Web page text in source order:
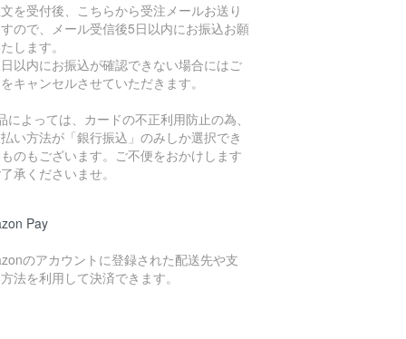
を受付後、こちらから受注メールお送り
すので、メール受信後5日以内にお振込お願
します。
以内にお振込が確認できない場合にはご
キャンセルさせていただきます。
によっては、カードの不正利用防止の為、
い方法が「銀行振込」のみしか選択でき
のもございます。ご不便をおかけします
承くださいませ。
Pay
のアカウントに登録された配送先や支
法を利用して決済できます。